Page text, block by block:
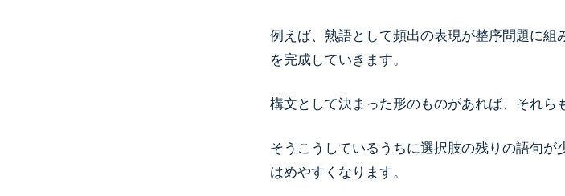
例えば、熟語として頻出の表現が整序問題に組
を完成していきます。
構文として決まった形のものがあれば、それら
そうこうしているうちに選択肢の残りの語句が
はめやすくなります。